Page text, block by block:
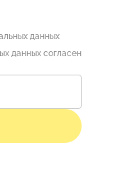
данных
данных согласен